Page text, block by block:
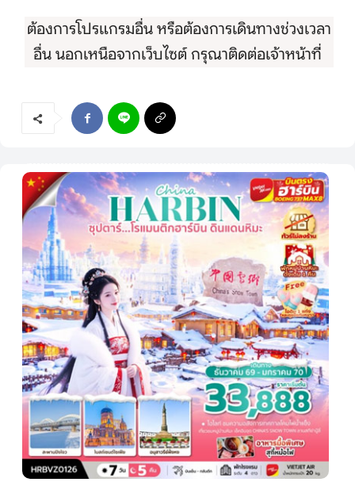
ต้องการโปรแกรมอื่น หรือต้องการเดินทางช่วงเวลา
อื่น นอกเหนือจากเว็บไซต์ กรุณาติดต่อเจ้าหน้าที่